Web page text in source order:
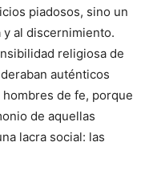
piadosos, sino un
al discernimiento.
religiosa de
auténticos
de fe, porque
de aquellas
lacra social: las